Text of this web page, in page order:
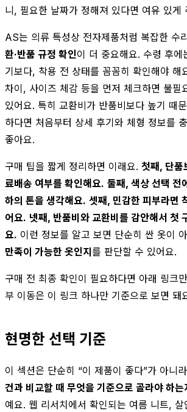
니, 필요한 날짜가 정해져 있다면 여유 있게
AS는 의류 특성상 전자제품처럼 복잡한 수
환·반품 규정 확인이 더 중요해요. 수령 후에
기보다, 착용 전 상태를 꼼꼼히 확인해야 해
차이, 사이즈 체감 등을 먼저 체크하면 불필
있어요. 특히 교환비가 반품비보다 높기 때
하다면 처음부터 상세 후기와 체형 정보를
좋아요.
구매 팁을 짧게 정리하면 이래요. 첫째, 단품
료배송 여부를 확인해요. 둘째, 색상 선택 전
하의 톤을 생각해요. 셋째, 민감한 피부라면
어요. 넷째, 반품비와 교환비를 감안해서 첫
요. 이런 정보를 알고 보면 단순히 싼 옷이
만족이 가능한 옷인지를 판단할 수 있어요.
구매 전 최종 확인이 필요하다면 아래 링크
부 이동은 이 링크 하나만 기준으로 보면 돼
현명한 선택 기준
이 섹션은 단순히 “이 제품이 좋다”가 아니
건과 비교할 때 무엇을 기준으로 골라야 하는
예요. 웹 리서치에서 확인되는 여름 니트, 살